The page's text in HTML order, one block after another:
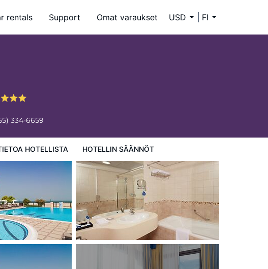
rentals Support Omat varaukset USD FI
334-6659
HOTELLISTA HOTELLIN SÄÄNNÖT